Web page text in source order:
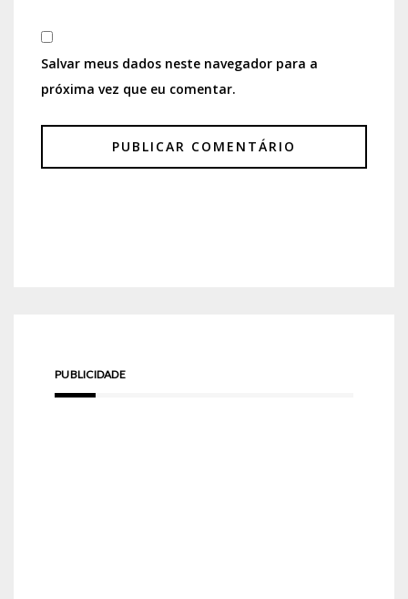
Salvar meus dados neste navegador para a
próxima vez que eu comentar.
PUBLICIDADE